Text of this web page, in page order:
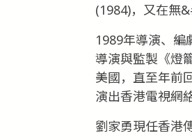
(1984)，又在無
1989年導演、編
導演與監製《燈
美國，直至年前
演出香港電視網
劉家勇現任香港